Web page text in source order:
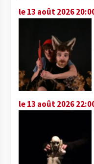
le 13 août 2026
le 13 août 2026